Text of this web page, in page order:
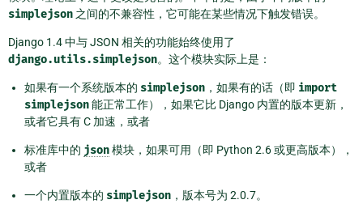
simplejson 之间的不兼容性，它可能在某些情况下触发错误。
Django 1.4 中与 JSON 相关的功能始终使用了
django.utils.simplejson。这个模块实际上是：
如果有一个系统版本的 simplejson ，如果有的话（即 import
simplejson能正常工作），如果它比 Django 内置的版本更新，
或者它具有 C 加速，或者
标准库中的 json模块，如果可用（即 Python 2.6 或更高版本），
或者
一个内置版本的 simplejson ，版本号为 2.0.7。